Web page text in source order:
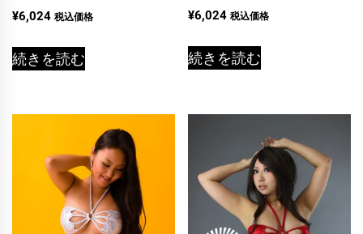
¥6,024 税込価格
続きを読む
¥6,024 税込価格
続きを読む